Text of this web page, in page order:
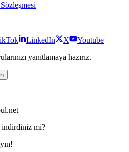
LinkedIn X
Youtube
yanıtlamaya hazırız.
indirdiniz mi?